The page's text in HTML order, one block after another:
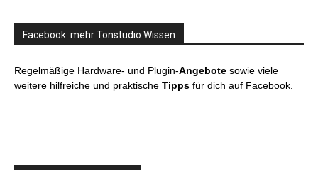
Facebook: mehr Tonstudio Wissen
Regelmäßige Hardware- und Plugin-Angebote sowie viele
weitere hilfreiche und praktische Tipps für dich auf Facebook.